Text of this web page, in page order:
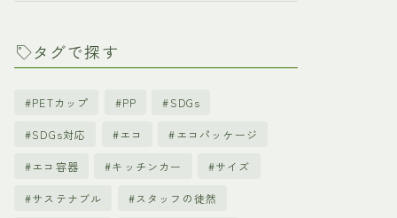
タグで探す
PETカップ PP SDGs
SDGs対応 エコ エコパッケージ
エコ容器 キッチンカー サイズ
サステナブル スタッフの徒然